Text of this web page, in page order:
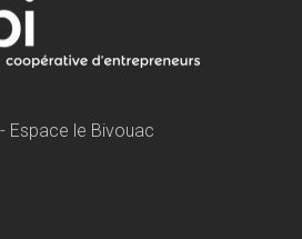
Espace le Bivouac